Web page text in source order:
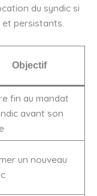
du syndic si
persistants.
Objectif
fin au mandat
avant son
un nouveau